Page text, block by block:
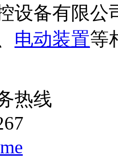
设备有限公
电动装置等
热线